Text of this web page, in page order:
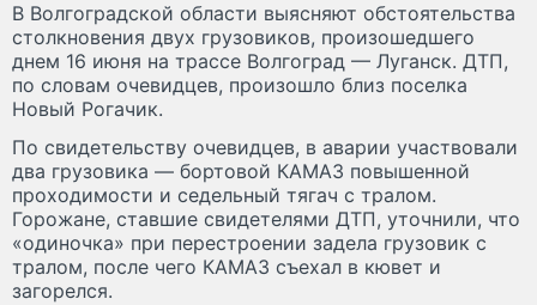
В Волгоградской области выясняют обстоятельства
столкновения двух грузовиков, произошедшего
днем 16 июня на трассе Волгоград — Луганск. ДТП,
по словам очевидцев, произошло близ поселка
Новый Рогачик.
По свидетельству очевидцев, в аварии участвовали
два грузовика — бортовой КАМАЗ повышенной
проходимости и седельный тягач с тралом.
Горожане, ставшие свидетелями ДТП, уточнили, что
«одиночка» при перестроении задела грузовик с
тралом, после чего КАМАЗ съехал в кювет и
загорелся.